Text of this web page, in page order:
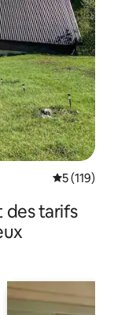
Évaluation
5 (119)
des tarifs